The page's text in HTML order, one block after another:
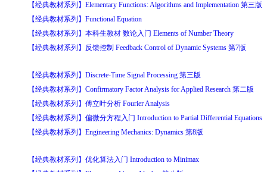
【经典教材系列】Elementary Functions: Algorithms and Implementation 第三版
【经典教材系列】Functional Equation
【经典教材系列】本科生教材 数论入门 Elements of Number Theory
【经典教材系列】反馈控制 Feedback Control of Dynamic Systems 第7版
【经典教材系列】Discrete-Time Signal Processing 第三版
【经典教材系列】Confirmatory Factor Analysis for Applied Research 第二版
【经典教材系列】傅立叶分析 Fourier Analysis
【经典教材系列】偏微分方程入门 Introduction to Partial Differential Equations
【经典教材系列】Engineering Mechanics: Dynamics 第8版
【经典教材系列】优化算法入门 Introduction to Minimax